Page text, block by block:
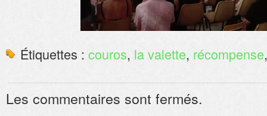
Étiquettes : couros, la valette, récompense
Les commentaires sont fermés.